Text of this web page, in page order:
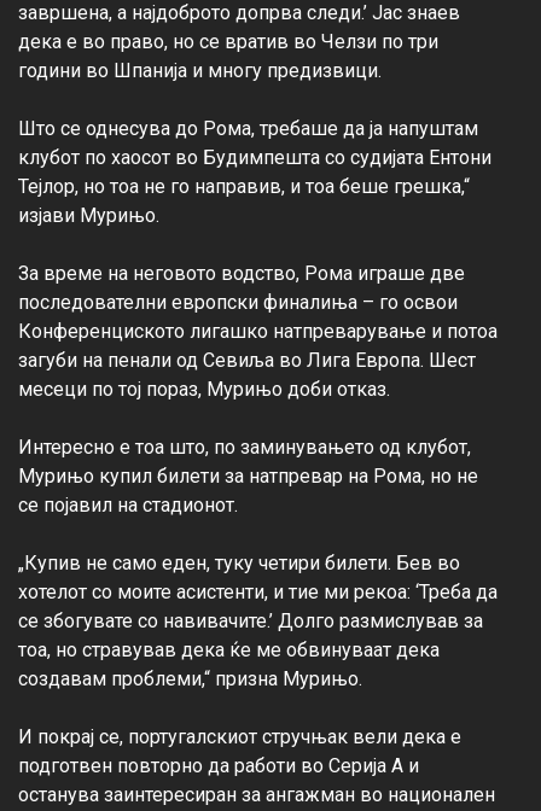
завршена, а најдоброто допрва следи.’ Јас знаев
дека е во право, но се вратив во Челзи по три
години во Шпанија и многу предизвици.
Што се однесува до Рома, требаше да ја напуштам
клубот по хаосот во Будимпешта со судијата Ентони
Тејлор, но тоа не го направив, и тоа беше грешка,“
изјави Мурињо.
За време на неговото водство, Рома играше две
последователни европски финалиња – го освои
Конференциското лигашко натпреварување и потоа
загуби на пенали од Севиља во Лига Европа. Шест
месеци по тој пораз, Мурињо доби отказ.
Интересно е тоа што, по заминувањето од клубот,
Мурињо купил билети за натпревар на Рома, но не
се појавил на стадионот.
„Купив не само еден, туку четири билети. Бев во
хотелот со моите асистенти, и тие ми рекоа: ‘Треба да
се збогувате со навивачите.’ Долго размислував за
тоа, но стравував дека ќе ме обвинуваат дека
создавам проблеми,“ призна Мурињо.
И покрај се, португалскиот стручњак вели дека е
подготвен повторно да работи во Серија А и
останува заинтересиран за ангажман во национален